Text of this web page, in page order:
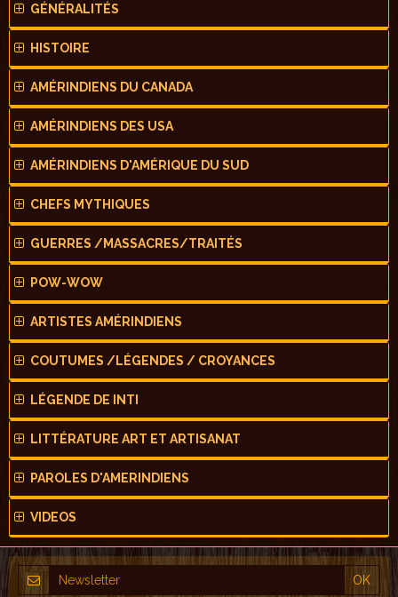
GÉNÉRALITÉS
HISTOIRE
AMÉRINDIENS DU CANADA
AMÉRINDIENS DES USA
AMÉRINDIENS D'AMÉRIQUE DU SUD
CHEFS MYTHIQUES
GUERRES /MASSACRES/TRAITÉS
POW-WOW
ARTISTES AMÉRINDIENS
COUTUMES /LÉGENDES / CROYANCES
LÉGENDE DE INTI
LITTÉRATURE ART ET ARTISANAT
PAROLES D'AMERINDIENS
VIDEOS